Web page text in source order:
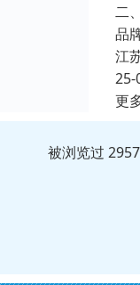
二
品
江
25-
更
被浏览过